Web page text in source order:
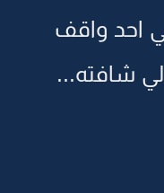
احد واقف
شافته...